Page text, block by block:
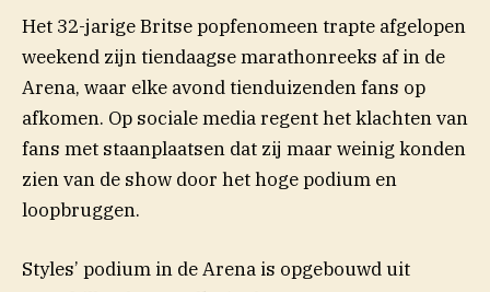
Het 32-jarige Britse popfenomeen trapte afgelopen
weekend zijn tiendaagse marathonreeks af in de
Arena, waar elke avond tienduizenden fans op
afkomen. Op sociale media regent het klachten van
fans met staanplaatsen dat zij maar weinig konden
zien van de show door het hoge podium en
loopbruggen.
Styles’ podium in de Arena is opgebouwd uit